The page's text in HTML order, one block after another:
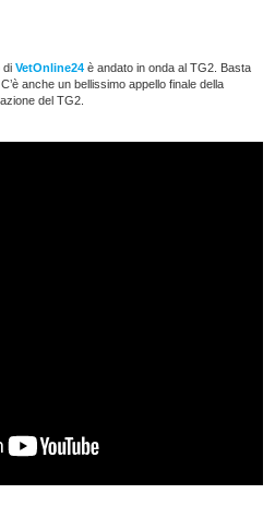
di VetOnline24è andato in onda al TG2. Basta
anche un bellissimo appello finale della
del TG2.